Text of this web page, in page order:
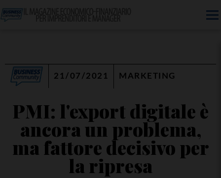
21/07/2021 MARKETING
PMI: l'export digitale è
ancora un problema,
ma fattore decisivo per
la ripresa